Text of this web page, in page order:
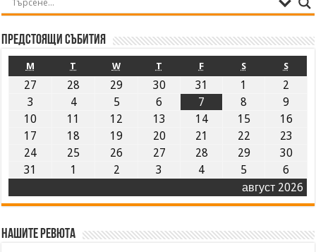
Предстоящи събития
август 2026
M T W T F S S
27 28 29 30 31 1
2
3
4 5 6 7 8
9
10
11 12 13 14 15
16
17
18 19 20 21 22
23
24
25 26 27 28 29
30
31
1 2 3 4 5 6
Нашите ревюта